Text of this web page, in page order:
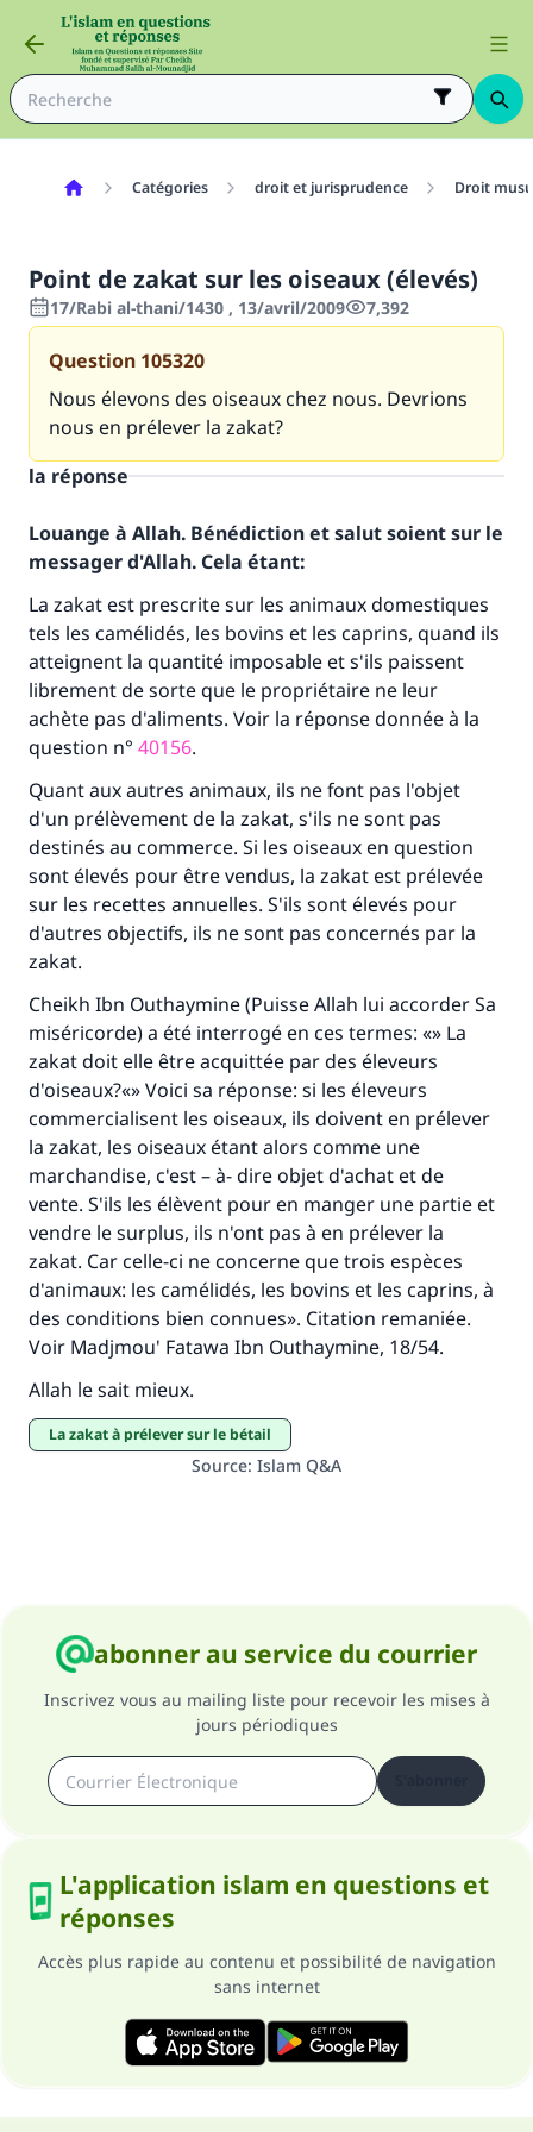
Catégories droit et jurisprudence Droit
Point de zakat sur les oiseaux (élevés)
17/Rabi al-thani/1430 , 13/avril/2009 7,392
Question 105320
Nous élevons des oiseaux chez nous. Devrions
nous en prélever la zakat?
la réponse
Louange à Allah. Bénédiction et salut soient sur le
messager d'Allah. Cela étant:
La zakat est prescrite sur les animaux domestiques
tels les camélidés, les bovins et les caprins, quand ils
atteignent la quantité imposable et s'ils paissent
librement de sorte que le propriétaire ne leur
achète pas d'aliments. Voir la réponse donnée à la
question n° 40156.
Quant aux autres animaux, ils ne font pas l'objet
d'un prélèvement de la zakat, s'ils ne sont pas
destinés au commerce. Si les oiseaux en question
sont élevés pour être vendus, la zakat est prélevée
sur les recettes annuelles. S'ils sont élevés pour
d'autres objectifs, ils ne sont pas concernés par la
zakat.
Cheikh Ibn Outhaymine (Puisse Allah lui accorder Sa
miséricorde) a été interrogé en ces termes: «» La
zakat doit elle être acquittée par des éleveurs
d'oiseaux?«» Voici sa réponse: si les éleveurs
commercialisent les oiseaux, ils doivent en prélever
la zakat, les oiseaux étant alors comme une
marchandise, c'est – à- dire objet d'achat et de
vente. S'ils les élèvent pour en manger une partie et
vendre le surplus, ils n'ont pas à en prélever la
zakat. Car celle-ci ne concerne que trois espèces
d'animaux: les camélidés, les bovins et les caprins, à
des conditions bien connues». Citation remaniée.
Voir Madjmou' Fatawa Ibn Outhaymine, 18/54.
Allah le sait mieux.
La zakat à prélever sur le bétail
Source: Islam Q&A
abonner au service du courrier
Inscrivez vous au mailing liste pour recevoir les mises à
jours périodiques
L'application islam en questions et
réponses
Accès plus rapide au contenu et possibilité de navigation
sans internet
Faites une différence dans la vie de
millions de personnes grâce à votre
contribution
Aidez nous à apporter des réponses.
Le Messager d'Allah (Paix sur lui) a dit:
"Celui qui indique une bonne action obtient la
même récompense que celui qui le fait."
(MOUSLIM 1893)
Soutenez IslamQA